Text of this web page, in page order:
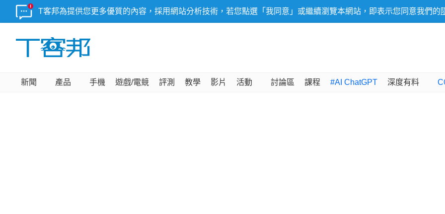
T客邦為提供您更多優質的內容，採用網站分析技術，若您點選「我同意」或繼續瀏覽本網站，即表示您同意我們的
新聞 產品 手機 遊戲/電競 評測 教學 影片 活動 討論區 課程 #AI ChatGPT 深度有料